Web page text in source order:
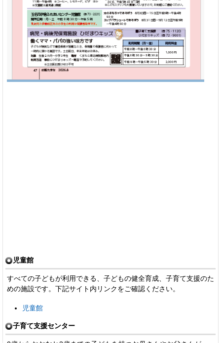
児童館
すべての子どもが利用できる、子どもの健全育成、子育て支援のた
めの施設です。下記サイト内リンクをご確認ください。
児童館
子育て支援センター